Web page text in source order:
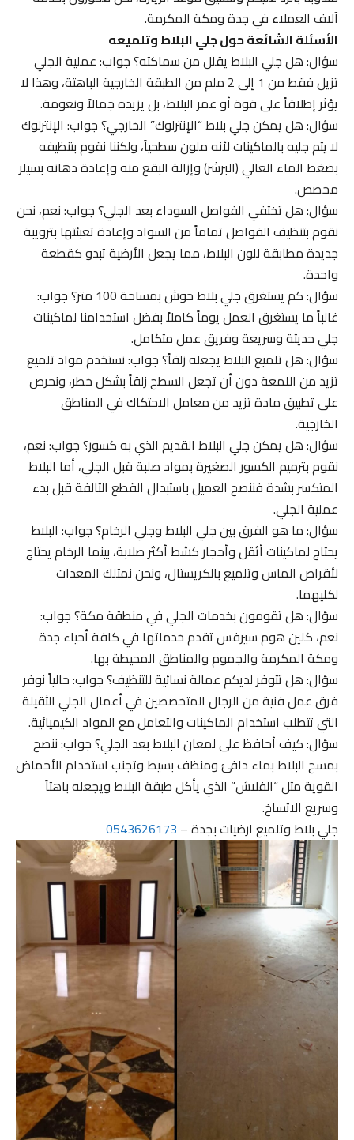
آلاف العملاء في جدة ومكة المكرمة.
الأسئلة الشائعة حول جلي البلاط وتلميعه
سؤال: هل جلي البلاط يقلل من سماكته؟ جواب: عملية الجلي
تزيل فقط من 1 إلى 2 ملم من الطبقة الخارجية الباهتة، وهذا لا
يؤثر إطلاقاً على قوة أو عمر البلاط، بل يزيده جمالاً ونعومة.
سؤال: هل يمكن جلي بلاط “الإنترلوك” الخارجي؟ جواب: الإنترلوك
لا يتم جليه بالماكينات لأنه ملون سطحياً، ولكننا نقوم بتنظيفه
بضغط الماء العالي (البرشر) وإزالة البقع منه وإعادة دهانه بسيلر
مخصص.
سؤال: هل تختفي الفواصل السوداء بعد الجلي؟ جواب: نعم، نحن
نقوم بتنظيف الفواصل تماماً من السواد وإعادة تعبئتها بترويبة
جديدة مطابقة للون البلاط، مما يجعل الأرضية تبدو كقطعة
واحدة.
سؤال: كم يستغرق جلي بلاط حوش بمساحة 100 متر؟ جواب:
غالباً ما يستغرق العمل يوماً كاملاً بفضل استخدامنا لماكينات
جلي حديثة وسريعة وفريق عمل متكامل.
سؤال: هل تلميع البلاط يجعله زلقاً؟ جواب: نستخدم مواد تلميع
تزيد من اللمعة دون أن تجعل السطح زلقاً بشكل خطر، ونحرص
على تطبيق مادة تزيد من معامل الاحتكاك في المناطق
الخارجية.
سؤال: هل يمكن جلي البلاط القديم الذي به كسور؟ جواب: نعم،
نقوم بترميم الكسور الصغيرة بمواد صلبة قبل الجلي، أما البلاط
المتكسر بشدة فننصح العميل باستبدال القطع التالفة قبل بدء
عملية الجلي.
سؤال: ما هو الفرق بين جلي البلاط وجلي الرخام؟ جواب: البلاط
يحتاج لماكينات أثقل وأحجار كشط أكثر صلابة، بينما الرخام يحتاج
لأقراص الماس وتلميع بالكريستال، ونحن نمتلك المعدات
لكليهما.
سؤال: هل تقومون بخدمات الجلي في منطقة مكة؟ جواب:
نعم، كلين هوم سيرفس تقدم خدماتها في كافة أحياء جدة
ومكة المكرمة والجموم والمناطق المحيطة بها.
سؤال: هل تتوفر لديكم عمالة نسائية للتنظيف؟ جواب: حالياً نوفر
فرق عمل فنية من الرجال المتخصصين في أعمال الجلي الثقيلة
التي تتطلب استخدام الماكينات والتعامل مع المواد الكيميائية.
سؤال: كيف أحافظ على لمعان البلاط بعد الجلي؟ جواب: ننصح
بمسح البلاط بماء دافئ ومنظف بسيط وتجنب استخدام الأحماض
القوية مثل “الفلاش” الذي يأكل طبقة البلاط ويجعله باهتاً
وسريع الاتساخ.
جلي بلاط وتلميع ارضيات بجدة –0543626173